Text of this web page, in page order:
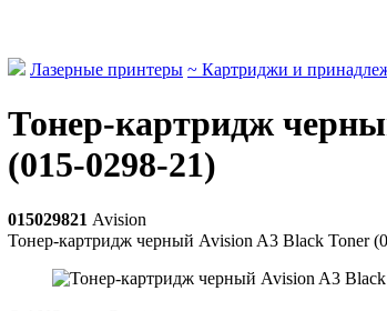
Лазерные принтеры ~ Картриджи и
Тонер-картридж
(015-0298-21)
015029821 Avision
Тонер-картридж черный Avision A3 Black Toner